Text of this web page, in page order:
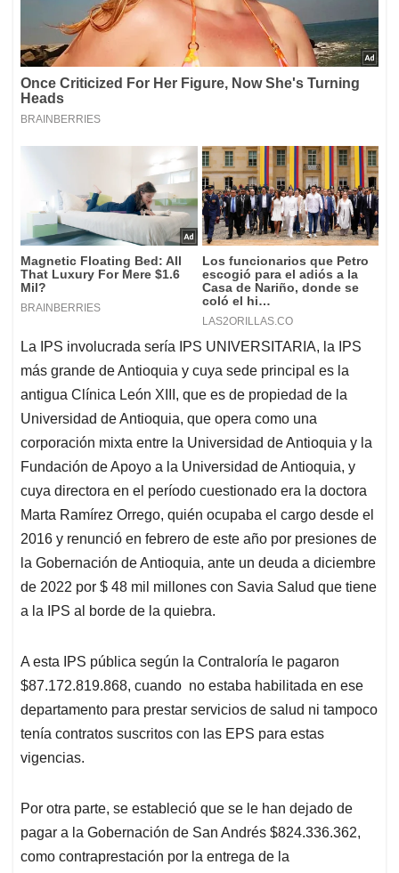
La IPS involucrada sería IPS UNIVERSITARIA, la IPS
más grande de Antioquia y cuya sede principal es la
antigua Clínica León XIII, que es de propiedad de la
Universidad de Antioquia, que opera como una
corporación mixta entre la Universidad de Antioquia y la
Fundación de Apoyo a la Universidad de Antioquia, y
cuya directora en el período cuestionado era la doctora
Marta Ramírez Orrego, quién ocupaba el cargo desde el
2016 y renunció en febrero de este año por presiones de
la Gobernación de Antioquia, ante un deuda a diciembre
de 2022 por $ 48 mil millones con Savia Salud que tiene
a la IPS al borde de la quiebra.
A esta IPS pública según la Contraloría le pagaron
$87.172.819.868, cuando no estaba habilitada en ese
departamento para prestar servicios de salud ni tampoco
tenía contratos suscritos con las EPS para estas
vigencias.
Por otra parte, se estableció que se le han dejado de
pagar a la Gobernación de San Andrés $824.336.362,
como contraprestación por la entrega de la